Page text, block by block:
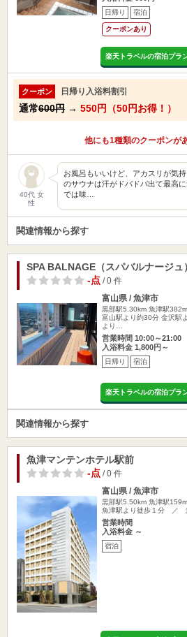
日帰り 宿泊
クーポンあり
楽天トラベルの宿泊プラ
クーポン 日帰り入浴料割引
通常600円 → 550円（50円お得！）
他にも1種類のクーポンが
40代 女
性
お風呂もいいけど、アカスリが気
のサウナは汗がドバドバ出て最高
では味…
関連情報から探す
SPA BALNAGE（スパバルナージュ）
-点/ 0 件
富山県 / 魚津市
黒部駅5.30km 魚津駅382m
富山駅より約30分 金沢駅
より…
営業時間 10:00～21:00
入浴料金 1,800円～
日帰り 宿泊
楽天トラベルの宿泊プラ
関連情報から探す
魚津マンテンホテル駅前
-点/ 0 件
富山県 / 魚津市
黒部駅5.50km 魚津駅159m
魚津駅より徒歩１分 ／
営業時間
入浴料金 ～
宿泊